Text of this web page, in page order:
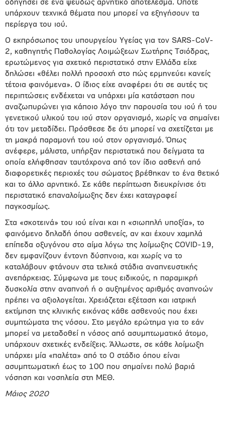
οδηγήσει σε ένα ψευδώς αρνητικό αποτέλεσμα. Οπότε
υπάρχουν τεχνικά θέματα που μπορεί να εξηγήσουν τα
περίεργα του ιού.
Ο εκπρόσωπος του υπουργείου Υγείας για τον SARS-CoV-
2, καθηγητής Παθολογίας Λοιμώξεων Σωτήρης Τσιόδρας,
ερωτώμενος για σχετικό περιστατικό στην Ελλάδα είχε
δηλώσει «θέλει πολλή προσοχή στο πώς ερμηνεύει κανείς
τέτοια φαινόμενα». Ο ίδιος είχε αναφέρει ότι σε αυτές τις
περιπτώσεις ενδέχεται να υπάρχει μία κατάσταση που
αναζωπυρώνει για κάποιο λόγο την παρουσία του ιού ή του
γενετικού υλικού του ιού στον οργανισμό, χωρίς να σημαίνει
ότι τον μεταδίδει. Πρόσθεσε δε ότι μπορεί να σχετίζεται με
τη μακρά παραμονή του ιού στον οργανισμό. Όπως
ανέφερε, μάλιστα, υπήρξαν περιστατικά που δείγματα τα
οποία ελήφθησαν ταυτόχρονα από τον ίδιο ασθενή από
διαφορετικές περιοχές του σώματος βρέθηκαν το ένα θετικό
και το άλλο αρνητικό. Σε κάθε περίπτωση διευκρίνισε ότι
περιστατικό επαναλοίμωξης δεν έχει καταγραφεί
παγκοσμίως.
Στα «σκοτεινά» του ιού είναι και η «σιωπηλή υποξία», το
φαινόμενο δηλαδή όπου ασθενείς, αν και έχουν χαμηλά
επίπεδα οξυγόνου στο αίμα λόγω της λοίμωξης COVID-19,
δεν εμφανίζουν έντονη δύσπνοια, και χωρίς να το
καταλάβουν φτάνουν στα τελικά στάδια αναπνευστικής
ανεπάρκειας. Σύμφωνα με τους ειδικούς, η παραμικρή
δυσκολία στην αναπνοή ή ο αυξημένος αριθμός αναπνοών
πρέπει να αξιολογείται. Χρειάζεται εξέταση και ιατρική
εκτίμηση της κλινικής εικόνας κάθε ασθενούς που έχει
συμπτώματα της νόσου. Στο μεγάλο ερώτημα για το εάν
μπορεί να μεταδοθεί η νόσος από ασυμπτωματικό άτομο,
υπάρχουν σχετικές ενδείξεις. Άλλωστε, σε κάθε λοίμωξη
υπάρχει μία «παλέτα» από το 0 στάδιο όπου είναι
ασυμπτωματική έως το 100 που σημαίνει πολύ βαριά
νόσηση και νοσηλεία στη ΜΕΘ.
Μάιος 2020